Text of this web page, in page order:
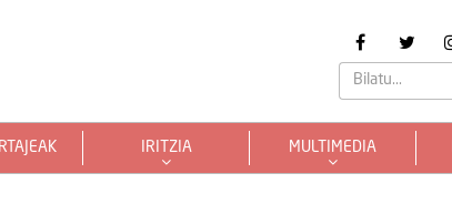
IRITZIA MULTIMEDIA